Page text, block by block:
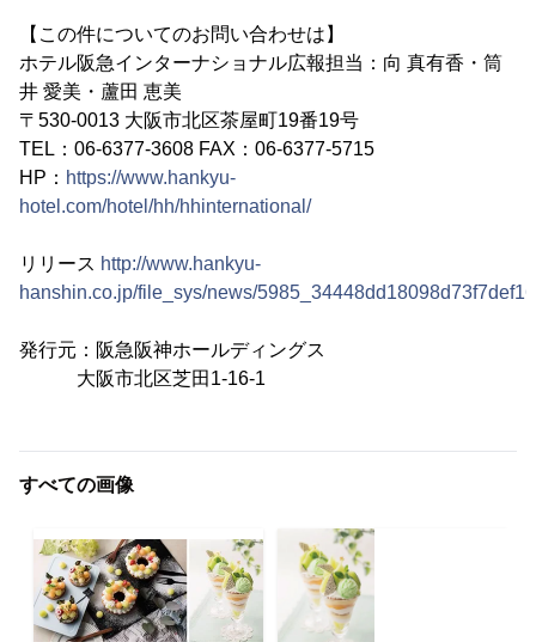
【この件についてのお問い合わせは】
ホテル阪急インターナショナル広報担当：向 真有香・筒
井 愛美・蘆田 恵美
〒530-0013 大阪市北区茶屋町19番19号
TEL：06-6377-3608 FAX：06-6377-5715
HP： https://www.hankyu-
hotel.com/hotel/hh/hhinternational/
リリース http://www.hankyu-
hanshin.co.jp/file_sys/news/
発行元：阪急阪神ホールディングス
大阪市北区芝田1-16-1
すべての画像